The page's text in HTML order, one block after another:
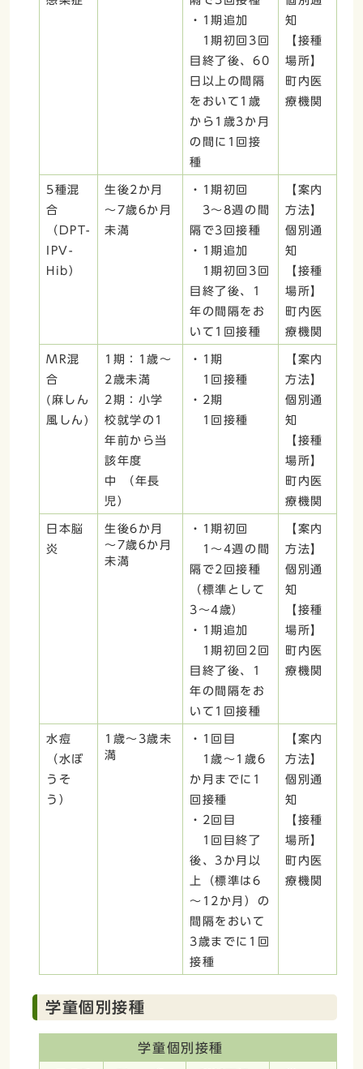
・1期追加
1期初回3回
目終了後、60
日以上の間隔
をおいて1歳
から1歳3か月
の間に1回接
種
知
【接種
場所】
町内医
療機関
5種混
合
（DPT-
IPV-
Hib）
生後2か月
～7歳6か月
未満
・1期初回
3～8週の間
隔で3回接種
・1期追加
1期初回3回
目終了後、1
年の間隔をお
いて1回接種
【案内
方法】
個別通
知
【接種
場所】
町内医
療機関
MR混
合
(麻しん
風しん)
1期：1歳～
2歳未満
2期：小学
校就学の1
年前から当
該年度
中 （年長
児）
・1期
1回接種
・2期
1回接種
【案内
方法】
個別通
知
【接種
場所】
町内医
療機関
日本脳
炎
生後6か月
～7歳6か月
未満
・1期初回
1～4週の間
隔で2回接種
（標準として
3～4歳）
・1期追加
1期初回2回
目終了後、1
年の間隔をお
いて1回接種
【案内
方法】
個別通
知
【接種
場所】
町内医
療機関
水痘
（水ぼ
うそ
う）
1歳～3歳未
満
・1回目
1歳～1歳6
か月までに1
回接種
・2回目
1回目終了
後、3か月以
上（標準は6
～12か月）の
間隔をおいて
3歳までに1回
接種
【案内
方法】
個別通
知
【接種
場所】
町内医
療機関
学童個別接種
学童個別接種